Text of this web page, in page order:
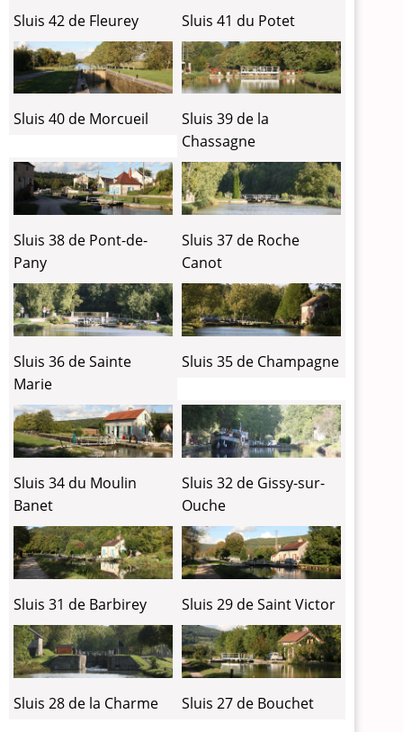
Sluis 42 de Fleurey Sluis 41 du Potet
Sluis 40 de Morcueil
Sluis 39 de la
Chassagne
Sluis 38 de Pont-de-
Pany
Sluis 37 de Roche
Canot
Sluis 36 de Sainte
Marie
Sluis 35 de Champagne
Sluis 34 du Moulin
Banet
Sluis 32 de Gissy-sur-
Ouche
Sluis 31 de Barbirey Sluis 29 de Saint Victor
Sluis 28 de la Charme Sluis 27 de Bouchet